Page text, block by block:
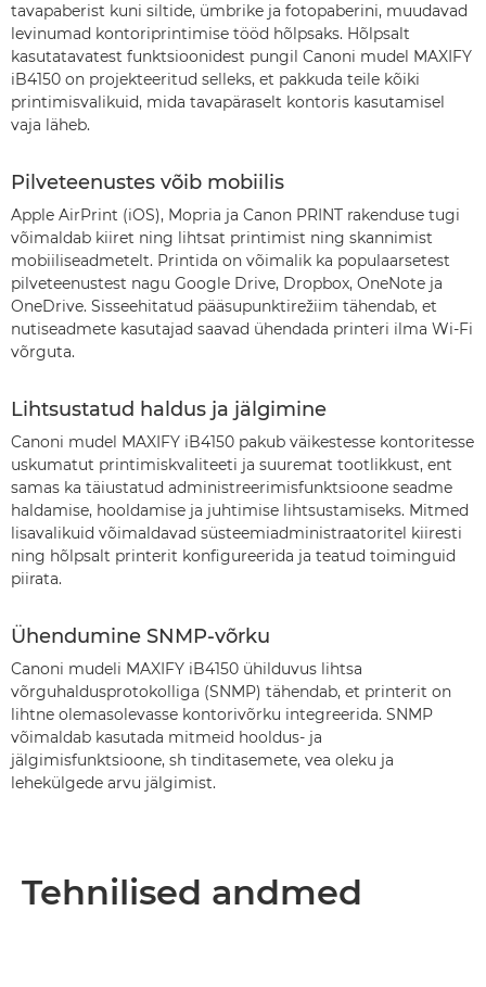
tavapaberist kuni siltide, ümbrike ja fotopaberini, muudavad
levinumad kontoriprintimise tööd hõlpsaks. Hõlpsalt
kasutatavatest funktsioonidest pungil Canoni mudel MAXIFY
iB4150 on projekteeritud selleks, et pakkuda teile kõiki
printimisvalikuid, mida tavapäraselt kontoris kasutamisel
vaja läheb.
Pilveteenustes võib mobiilis
Apple AirPrint (iOS), Mopria ja Canon PRINT rakenduse tugi
võimaldab kiiret ning lihtsat printimist ning skannimist
mobiiliseadmetelt. Printida on võimalik ka populaarsetest
pilveteenustest nagu Google Drive, Dropbox, OneNote ja
OneDrive. Sisseehitatud pääsupunktirežiim tähendab, et
nutiseadmete kasutajad saavad ühendada printeri ilma Wi-Fi
võrguta.
Lihtsustatud haldus ja jälgimine
Canoni mudel MAXIFY iB4150 pakub väikestesse kontoritesse
uskumatut printimiskvaliteeti ja suuremat tootlikkust, ent
samas ka täiustatud administreerimisfunktsioone seadme
haldamise, hooldamise ja juhtimise lihtsustamiseks. Mitmed
lisavalikuid võimaldavad süsteemiadministraatoritel kiiresti
ning hõlpsalt printerit konfigureerida ja teatud toiminguid
piirata.
Ühendumine SNMP-võrku
Canoni mudeli MAXIFY iB4150 ühilduvus lihtsa
võrguhaldusprotokolliga (SNMP) tähendab, et printerit on
lihtne olemasolevasse kontorivõrku integreerida. SNMP
võimaldab kasutada mitmeid hooldus- ja
jälgimisfunktsioone, sh tinditasemete, vea oleku ja
lehekülgede arvu jälgimist.
Tehnilised andmed